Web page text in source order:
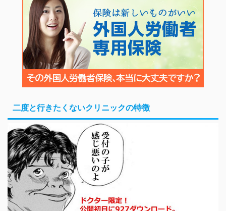
二度と行きたくないクリニックの特徴